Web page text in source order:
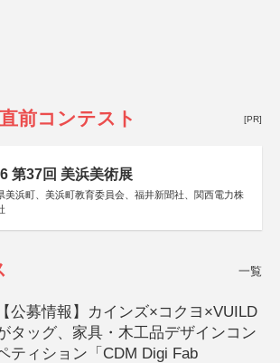
前コンテスト [PR]
第37回 美浜美術展
美浜町、美浜町教育委員会、福井新聞社、関西電力株
一覧
【公募情報】カインズ×コクヨ×VUILD
タッグ、家具・木工品デザインコン
ティション「CDM Digi Fab